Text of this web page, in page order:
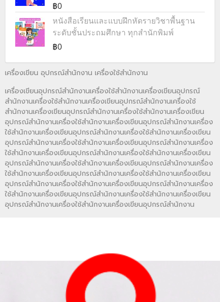
฿0
หนังสือเรียนและแบบฝึกหัดรายวิชาพื้นฐาน
ระดับชั้นประถมศึกษา ทุกสำนักพิมพ์
฿0
เครื่องเขียน อุปกรณ์สำนักงาน เครื่องใช้สำนักงาน
เครื่องเขียนอุปกรณ์สำนักงานเครื่องใช้สำนักงานเครื่องเขียนอุปกรณ์
สำนักงานเครื่องใช้สำนักงานเครื่องเขียนอุปกรณ์สำนักงานเครื่องใช้
สำนักงานเครื่องเขียนอุปกรณ์สำนักงานเครื่องใช้สำนักงานเครื่องเขียน
อุปกรณ์สำนักงานเครื่องใช้สำนักงานเครื่องเขียนอุปกรณ์สำนักงานเครื่อง
ใช้สำนักงานเครื่องเขียนอุปกรณ์สำนักงานเครื่องใช้สำนักงานเครื่องเขียน
อุปกรณ์สำนักงานเครื่องใช้สำนักงานเครื่องเขียนอุปกรณ์สำนักงานเครื่อง
ใช้สำนักงานเครื่องเขียนอุปกรณ์สำนักงานเครื่องใช้สำนักงานเครื่องเขียน
อุปกรณ์สำนักงานเครื่องใช้สำนักงานเครื่องเขียนอุปกรณ์สำนักงานเครื่อง
ใช้สำนักงานเครื่องเขียนอุปกรณ์สำนักงานเครื่องใช้สำนักงานเครื่องเขียน
อุปกรณ์สำนักงานเครื่องใช้สำนักงานเครื่องเขียนอุปกรณ์สำนักงานเครื่อง
ใช้สำนักงานเครื่องเขียนอุปกรณ์สำนักงานเครื่องใช้สำนักงานเครื่องเขียน
อุปกรณ์สำนักงานเครื่องใช้สำนักงานเครื่องเขียนอุปกรณ์สำนักงาน